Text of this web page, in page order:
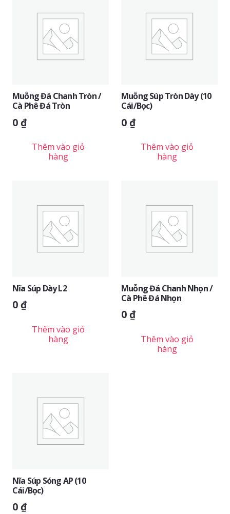
Muỗng Đá Chanh Tròn /
Cà Phê Đá Tròn
0₫
Thêm vào giỏ
hàng
Muỗng Súp Tròn Dày (10
Cái/bọc)
0₫
Thêm vào giỏ
hàng
Nĩa Súp Dày L2
0₫
Thêm vào giỏ
hàng
Muỗng Đá Chanh Nhọn /
Cà Phê Đá Nhọn
0₫
Thêm vào giỏ
hàng
Nĩa Súp Sóng AP (10
Cái/bọc)
0₫